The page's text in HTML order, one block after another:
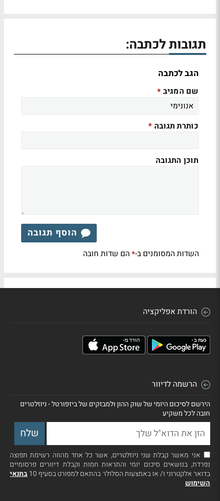
תגובות לכתבה:
הגב לכתבה
שם המגיב *
כותרת תגובה *
תוכן התגובה
הוסף תגובה
השדות המסומנים ב-*הם שדות חובה
הורדת אפליקציה
הרשמה לדיוור
הירשם לסיכום היומי של שוק ההון ולמבזקים של ביזפורטל - ניוזלטרים
חובה לכל משקיע
אני מאשר קבלת שני ניוזלטרים, אשר כל אחד מהווה רשימת תפוצה
נפרדת, בנושאים סיכום יומי והתראות חמות וקבלת דיוורים פרסומיים
בדואר אלקטרוני ו/ או באמצעות הסלולר בהתאם למפורט בסעיף 10
בתנאי
השימוש